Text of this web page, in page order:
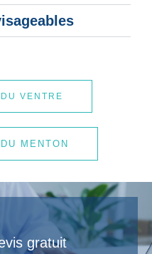
VENTRE
MENTON
gratuit